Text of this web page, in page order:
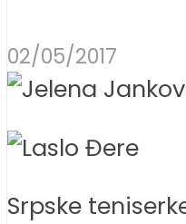
02/05/2017
Srpske